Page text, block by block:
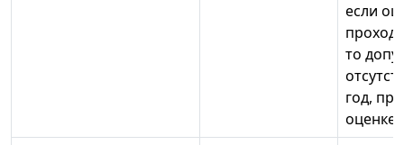
если
то
год,
оценке;